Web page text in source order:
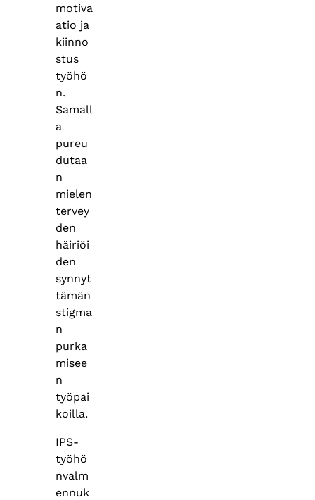
motiva
atio ja
kiinno
stus
työhö
n.
Samall
a
pureu
dutaa
n
mielen
tervey
den
häiriöi
den
synnyt
tämän
stigma
n
purka
misee
n
työpai
koilla.
IPS-
työhö
nvalm
ennuk